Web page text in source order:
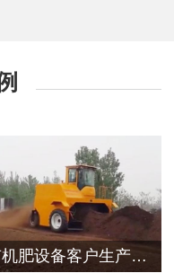
有机肥设备客户生产视频